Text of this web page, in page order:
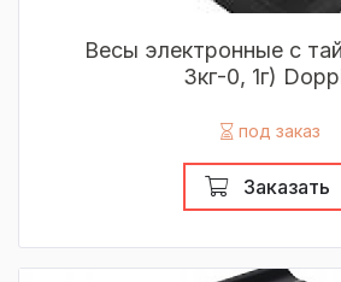
Весы электронные с
3кг-0, 1г)
под заказ
Заказать